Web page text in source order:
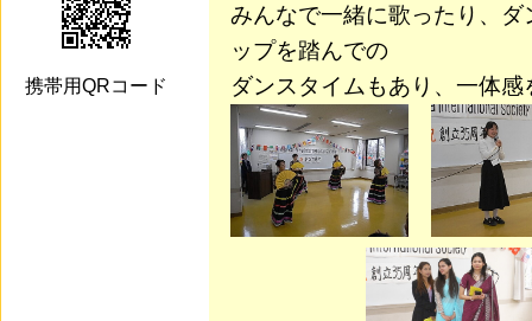
みんなで一緒に歌ったり、
ップを踏んでの
ダンスタイムもあり、一体
携帯用QRコード